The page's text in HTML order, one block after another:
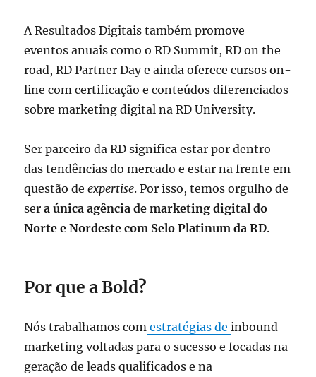
A Resultados Digitais também promove
eventos anuais como o RD Summit, RD on the
road, RD Partner Day e ainda oferece cursos on-
line com certificação e conteúdos diferenciados
sobre marketing digital na RD University.
Ser parceiro da RD significa estar por dentro
das tendências do mercado e estar na frente em
questão deexpertise. Por isso, temos orgulho de
sera única agência de marketing digital do
Norte e Nordeste com Selo Platinum da RD.
Por que a Bold?
Nós trabalhamos com estratégias deinbound
marketing voltadas para o sucesso e focadas na
geração de leads qualificados e na